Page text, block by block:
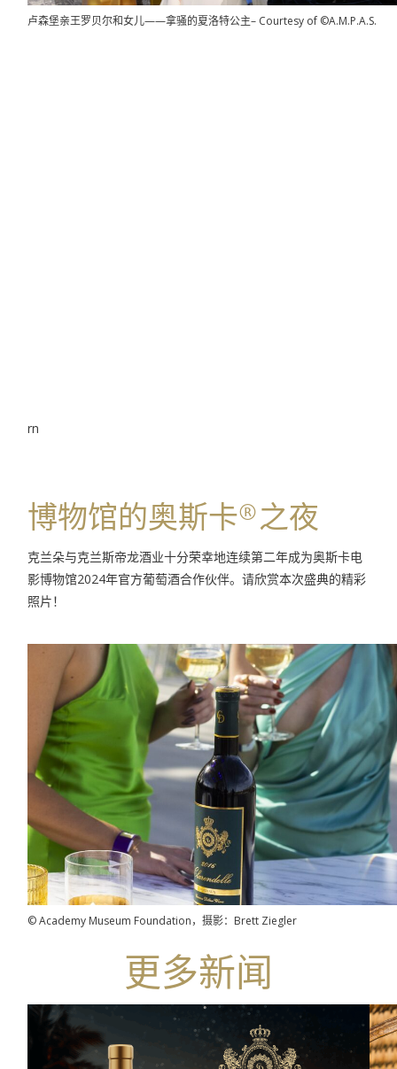
卢森堡亲王罗贝尔和女儿——拿骚的夏洛特公主– Courtesy of ©A.M.P.A.S.
rn
博物馆的奥斯卡®之夜
克兰朵与克兰斯帝龙酒业十分荣幸地连续第二年成为奥斯卡电
影博物馆2024年官方葡萄酒合作伙伴。请欣赏本次盛典的精彩
照片！
© Academy Museum Foundation，摄影：Brett Ziegler
更多新闻